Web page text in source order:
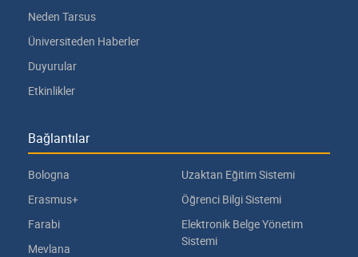
Neden Tarsus
Üniversiteden Haberler
Duyurular
Etkinlikler
Bağlantılar
Bologna
Erasmus+
Farabi
Mevlana
Uzaktan Eğitim Sistemi
Öğrenci Bilgi Sistemi
Elektronik Belge Yönetim
Sistemi